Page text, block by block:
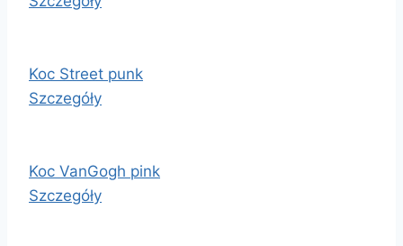
Koc Street punk
Szczegóły
Koc VanGogh pink
Szczegóły